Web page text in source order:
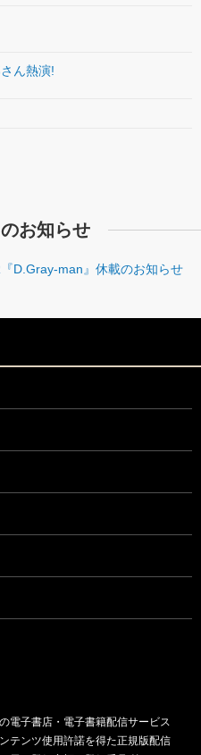
ん熱演!
お知らせ
D.Gray-man』休載のお知らせ
電子書店・電子書籍配信サービス
テンツ使用許諾を得た正規版配信